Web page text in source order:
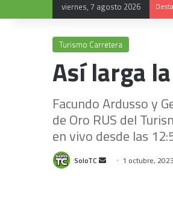
viernes, 7 agosto 2026
Turismo Carretera
Así larga
Facundo Ardusso y
de Oro RUS del
en vivo desde las
SoloTC
Send 1 octubre, 2023